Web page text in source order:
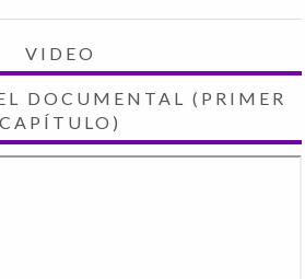
VIDEO
DOCUMENTAL (PRIMER
CAPÍTULO)